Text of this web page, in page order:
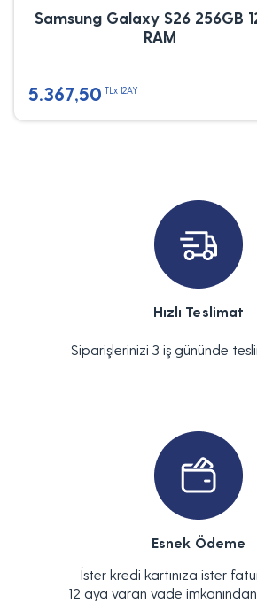
Samsung Galaxy S26 256GB
RAM
5.367,50 TLx 12AY
Hızlı Teslimat
Siparişlerinizi 3 iş gününde
Esnek Ödeme
İster kredi kartınıza ister
12 aya varan vade